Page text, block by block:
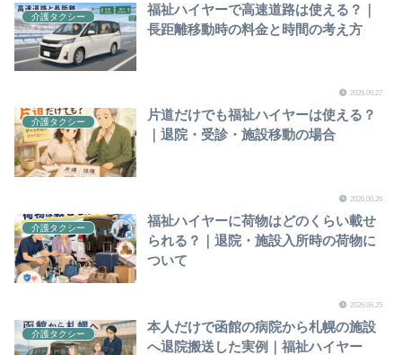
介護タクシー
福祉ハイヤーで高速道路は使える？｜
長距離移動時の料金と時間の考え方
2026.06.27
介護タクシー
片道だけでも福祉ハイヤーは使える？
｜退院・受診・施設移動の場合
2026.06.26
介護タクシー
福祉ハイヤーに荷物はどのくらい載せ
られる？｜退院・施設入所時の荷物に
ついて
2026.06.25
介護タクシー
本人だけで函館の病院から札幌の施設
へ退院搬送した実例｜福祉ハイヤー